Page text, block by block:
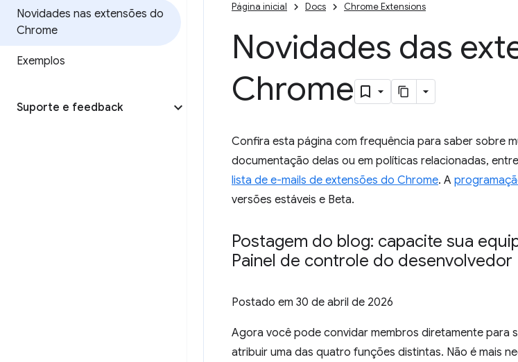
Novidades nas extensões do
Chrome
Exemplos
Suporte e feedback
Página inicial Docs Chrome Extensions
Novidades das
Chrome
Confira esta página com frequência para saber sobre
documentação delas ou em políticas relacionadas,
lista de e-mails de extensões do Chrome. A
versões estáveis e Beta.
Postagem do blog: capacite sua
Painel de controle do desenvolvedor
Postado em 30 de abril de 2026
Agora você pode convidar membros diretamente para
atribuir uma das quatro funções distintas. Não é mais